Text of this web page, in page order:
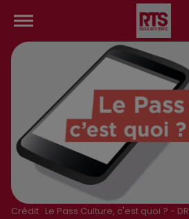
Crédit : Le Pass Culture, c'est quoi ? - DR